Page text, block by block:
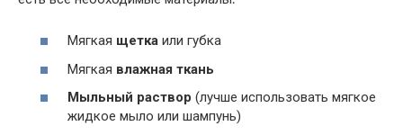
Мягкая щетка или губка
Мягкая влажная ткань
Мыльный раствор (лучше использовать мягкое
жидкое мыло или шампунь)